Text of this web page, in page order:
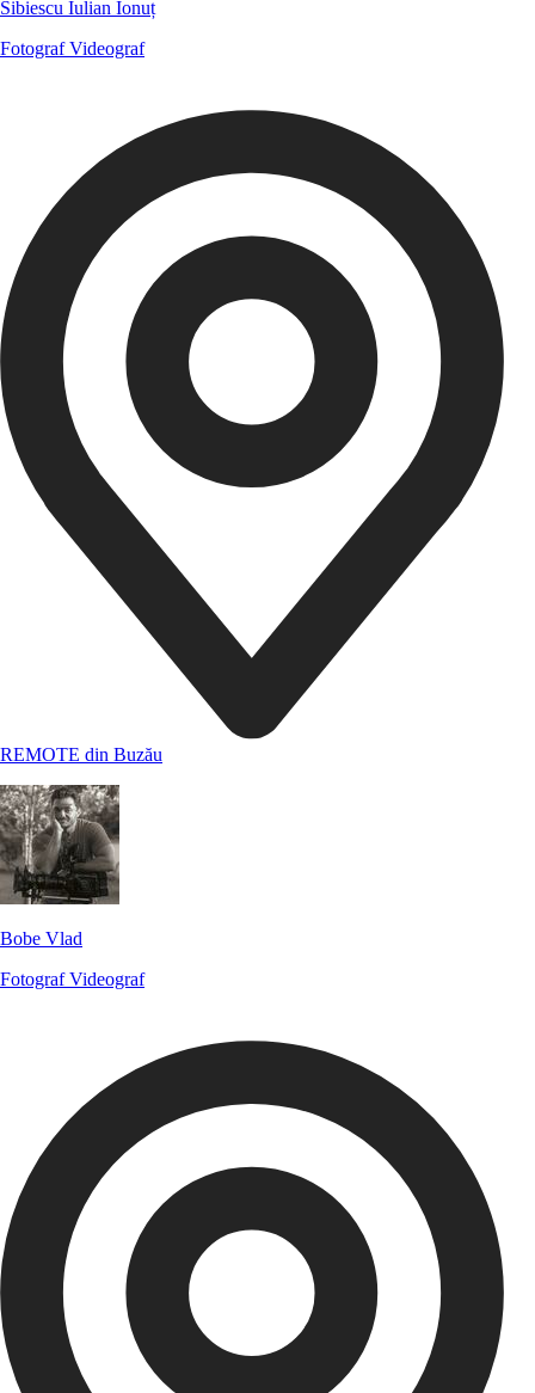
Sibiescu Iulian Ionuț
FotografVideograf
REMOTE din Buzău
Bobe Vlad
FotografVideograf